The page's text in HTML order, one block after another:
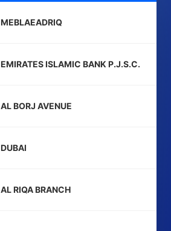
MEBLAEADRIQ
EMIRATES ISLAMIC BANK P.J.S.C.
AL BORJ AVENUE
DUBAI
AL RIQA BRANCH